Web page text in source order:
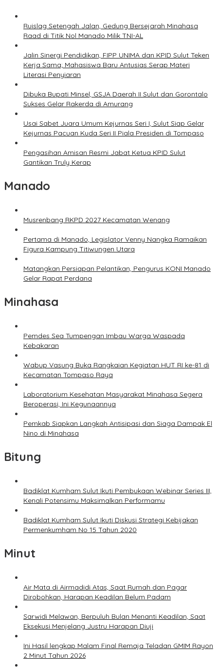
Ruislag Setengah Jalan, Gedung Bersejarah Minahasa
Raad di Titik Nol Manado Milik TNI-AL
Jalin Sinergi Pendidikan, FIPP UNIMA dan KPID Sulut Teken
Kerja Sama; Mahasiswa Baru Antusias Serap Materi
Literasi Penyiaran
Dibuka Bupati Minsel, GSJA Daerah II Sulut dan Gorontalo
Sukses Gelar Rakerda di Amurang
Usai Sabet Juara Umum Kejurnas Seri I, Sulut Siap Gelar
Kejurnas Pacuan Kuda Seri II Piala Presiden di Tompaso
Pengasihan Amisan Resmi Jabat Ketua KPID Sulut
Gantikan Truly Kerap
Manado
Musrenbang RKPD 2027 Kecamatan Wenang
Pertama di Manado, Legislator Venny Nangka Ramaikan
Figura Kampung Titiwungen Utara
Matangkan Persiapan Pelantikan, Pengurus KONI Manado
Gelar Rapat Perdana
Minahasa
Pemdes Sea Tumpengan Imbau Warga Waspada
Kebakaran
Wabup Vasung Buka Rangkaian Kegiatan HUT RI ke-81 di
Kecamatan Tompaso Raya
Laboratorium Kesehatan Masyarakat Minahasa Segera
Beroperasi, Ini Kegunaannya
Pemkab Siapkan Langkah Antisipasi dan Siaga Dampak El
Nino di Minahasa
Bitung
Badiklat Kumham Sulut Ikuti Pembukaan Webinar Series III,
Kenali Potensimu Maksimalkan Performamu
Badiklat Kumham Sulut Ikuti Diskusi Strategi Kebijakan
Permenkumham No 15 Tahun 2020
Minut
Air Mata di Airmadidi Atas, Saat Rumah dan Pagar
Dirobohkan, Harapan Keadilan Belum Padam
Sarwidi Melawan, Berpuluh Bulan Menanti Keadilan, Saat
Eksekusi Menjelang Justru Harapan Diuji
Ini Hasil lengkap Malam Final Remaja Teladan GMIM Rayon
2 Minut Tahun 2026